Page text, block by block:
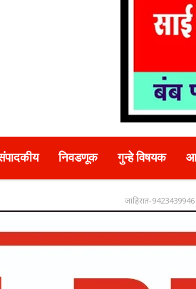
निवडणूक गुन्हे विषयक
जाहिरात-9423439946